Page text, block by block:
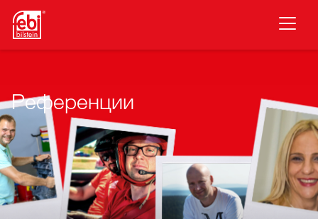
Референции